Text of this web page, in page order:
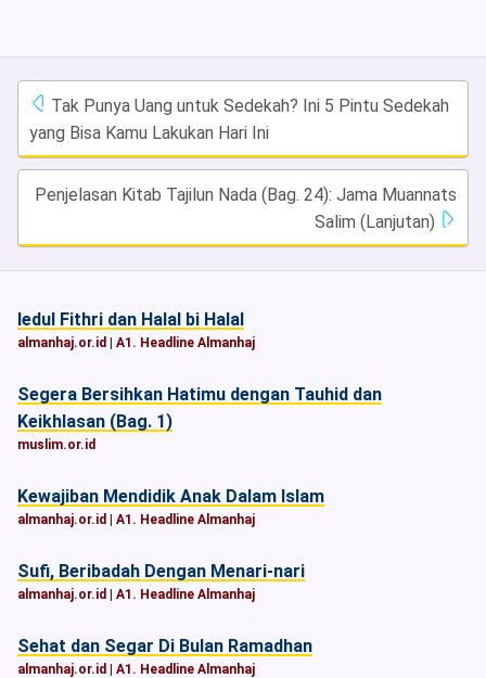
Tak Punya Uang untuk Sedekah? Ini 5 Pintu Sedekah
yang Bisa Kamu Lakukan Hari Ini
Penjelasan Kitab Tajilun Nada (Bag. 24): Jama Muannats
Salim (Lanjutan)
Iedul Fithri dan Halal bi Halal
almanhaj.or.id A1. Headline Almanhaj
Segera Bersihkan Hatimu dengan Tauhid dan
Keikhlasan (Bag. 1)
muslim.or.id
Kewajiban Mendidik Anak Dalam Islam
almanhaj.or.id A1. Headline Almanhaj
Sufi, Beribadah Dengan Menari-nari
almanhaj.or.id A1. Headline Almanhaj
Sehat dan Segar Di Bulan Ramadhan
almanhaj.or.id A1. Headline Almanhaj